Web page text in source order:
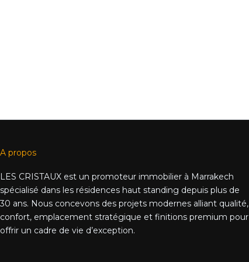
A propos
LES CRISTAUX est un promoteur immobilier à Marrakech
spécialisé dans les résidences haut standing depuis plus de
30 ans. Nous concevons des projets modernes alliant qualité,
confort, emplacement stratégique et finitions premium pour
offrir un cadre de vie d’exception.